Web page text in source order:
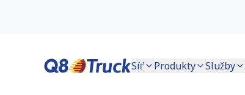
Síť Produkty Služby